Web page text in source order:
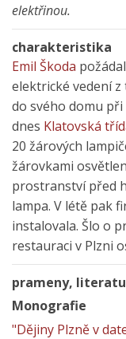
elektřinou.
charakteristika
Emil Škoda
elektrické vedení
do svého domu
dnes Klatovská
20 žárových
žárovkami
prostranství před
lampa. V létě pak
instalovala. Šlo o
restauraci v Plzni
prameny,
Monografie
"Dějiny Plzně v